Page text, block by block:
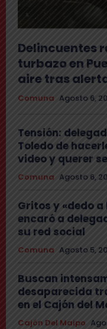
Delincuentes
turbazo en
aire tras
Comuna Agosto 6,
Tensión:
Toledo de
video y querer
Comuna Agosto 6,
Gritos y «dedo
encaró a
su red social
Comuna Agosto 5,
Buscan
desaparecida
en el Cajón del
Cajón Del Maipo